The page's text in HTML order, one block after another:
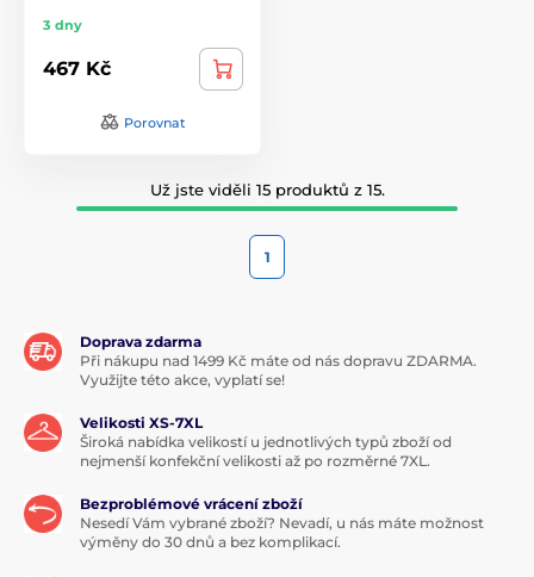
3 dny
467 Kč
Porovnat
Už jste viděli 15 produktů z 15.
1
Doprava zdarma
Při nákupu nad 1499 Kč máte od nás dopravu ZDARMA.
Využijte této akce, vyplatí se!
Velikosti XS-7XL
Široká nabídka velikostí u jednotlivých typů zboží od
nejmenší konfekční velikosti až po rozměrné 7XL.
Bezproblémové vrácení zboží
Nesedí Vám vybrané zboží? Nevadí, u nás máte možnost
výměny do 30 dnů a bez komplikací.